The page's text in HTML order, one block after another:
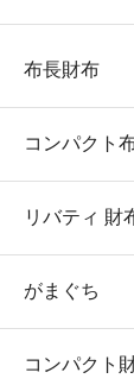
布長財布
コンパクト
リバティ 財
がまぐち
コンパクト